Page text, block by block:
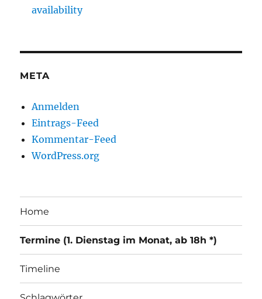
availability
META
Anmelden
Eintrags-Feed
Kommentar-Feed
WordPress.org
Home
Termine (1. Dienstag im Monat, ab 18h *)
Timeline